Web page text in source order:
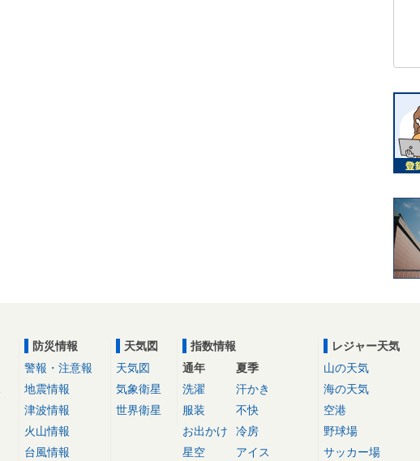
防災情報
警報・注意報
地震情報
津波情報
火山情報
台風情報
天気図
天気図
気象衛星
世界衛星
指数情報
通年
洗濯
服装
お出かけ
星空
夏季
汗かき
不快
冷房
アイス
レジャー天気
山の天気
海の天気
空港
野球場
サッカー場